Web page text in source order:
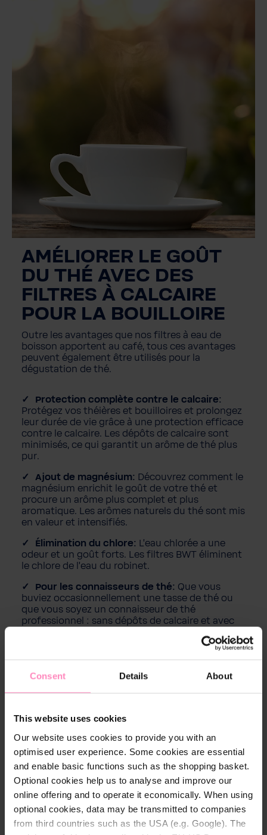
Consent Details About
This website uses cookies
Our website uses cookies to provide you with an
optimised user experience. Some cookies are essential
and enable basic functions such as the shopping basket.
Optional cookies help us to analyse and improve our
online offering and to operate it economically. When using
optional cookies, data may be transmitted to companies
from third countries such as the USA (e.g. Google). The
AMÉLIORER LE GOÛT
DU THÉ AVEC DES
FILTRES À CALCAIRE
POUR LA BOUILLOIRE
Outre les avantages que nos filtres à eau de
boisson apportent au café, tous ces avantages
peuvent également être utilisés pour la
dégustation de thé.
Protection complète contre le calcaire:
Protégez vos théières et bouilloires et prolongez
leur durée de vie grâce à une protection efficace
contre le calcaire. Les dépôts de calcaire sont
minimisés, ce qui garantit un arôme de thé plus
pur.
Ajout de magnésium: Découvrez comment le
magnésium enrichit le goût de votre thé et
procure un arôme plus complet et plus
aromatique. Les arômes naturels du thé sont mis
en valeur et intensifiés.
Élimination du chlore: L'eau chlorée a une
odeur et un goût forts. Les filtres BWT éliminent
le chlore de l'eau du robinet.
Pour les connaisseurs de thé: Que vous
buviez occasionnellement une tasse de thé ou
que vous soyez un connaisseur de thé
professionnel : sans dépôts de calcaire et avec
PRODUITS TOP
Expérience de Café et de Thé